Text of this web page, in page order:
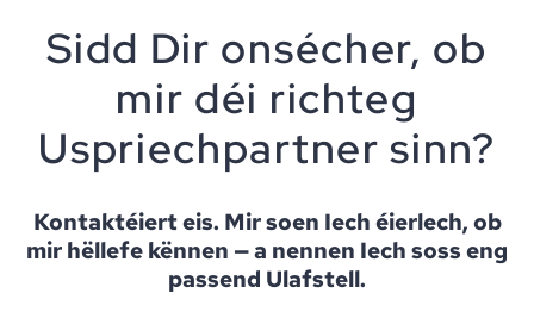
Sidd Dir onsécher, ob
mir déi richteg
Uspriechpartner sinn?
Kontaktéiert eis. Mir soen Iech éierlech, ob
mir hëllefe kënnen — a nennen Iech soss eng
passend Ulafstell.